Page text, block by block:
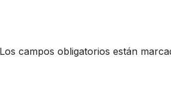
Los campos obligatorios están